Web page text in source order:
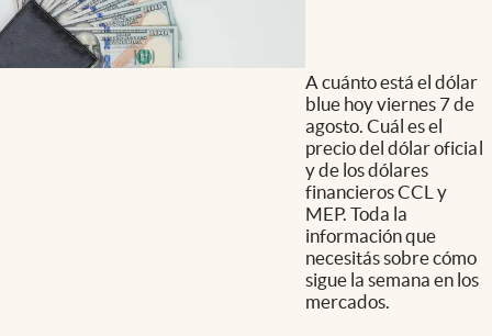
A cuánto está el dólar
blue hoy viernes 7 de
agosto. Cuál es el
precio del dólar oficial
y de los dólares
financieros CCL y
MEP. Toda la
información que
necesitás sobre cómo
sigue la semana en los
mercados.